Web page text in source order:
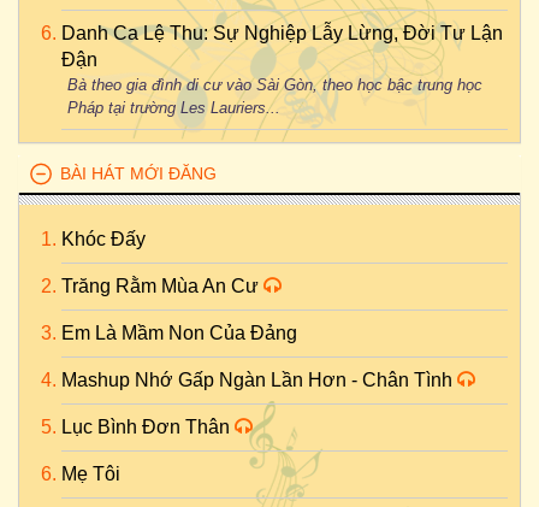
Danh Ca Lệ Thu: Sự Nghiệp Lẫy Lừng, Đời Tư Lận
Đận
Bà theo gia đình di cư vào Sài Gòn, theo học bậc trung học
Pháp tại trường Les Lauriers...
BÀI HÁT MỚI ĐĂNG
Khóc Đấy
Trăng Rằm Mùa An Cư
Em Là Mầm Non Của Đảng
Mashup Nhớ Gấp Ngàn Lần Hơn - Chân Tình
Lục Bình Đơn Thân
Mẹ Tôi